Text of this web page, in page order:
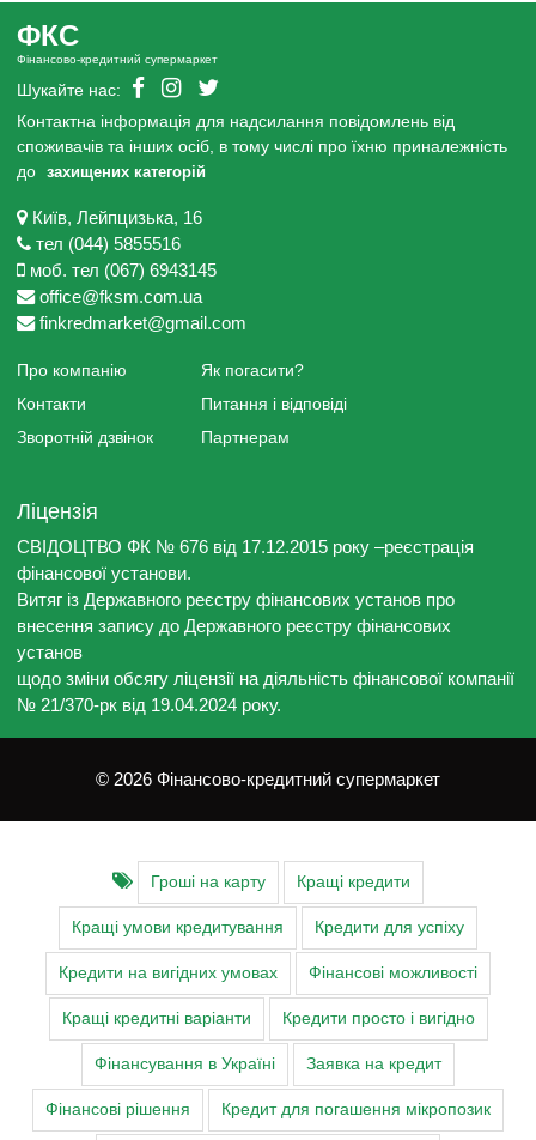
ФКС
Фінансово-кредитний супермаркет
Шукайте нас:
Контактна інформація для надсилання повідомлень від
споживачів та інших осіб, в тому числі про їхню приналежність
до
захищених категорій
Київ, Лейпцизька, 16
тел (044) 5855516
моб. тел (067) 6943145
office@fksm.com.ua
finkredmarket@gmail.com
Про компанію
Контакти
Зворотній дзвінок
Як погасити?
Питання і відповіді
Партнерам
Ліцензія
СВІДОЦТВО ФК № 676 від 17.12.2015 року –реєстрація
фінансової установи.
Витяг із Державного реєстру фінансових установ про
внесення запису до Державного реєстру фінансових
установ
щодо зміни обсягу ліцензії на діяльність фінансової компанії
№ 21/370-рк від 19.04.2024 року.
© 2026 Фінансово-кредитний супермаркет
Гроші на карту Кращі кредити
Кращі умови кредитування Кредити для успіху
Кредити на вигідних умовах Фінансові можливості
Кращі кредитні варіанти Кредити просто і вигідно
Фінансування в Україні Заявка на кредит
Фінансові рішення Кредит для погашення мікропозик